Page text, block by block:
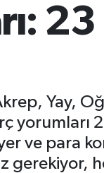
Yay,
yorumları
ve para
gerekiyor,